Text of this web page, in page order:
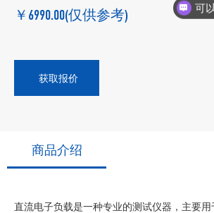
￥6990.00(仅供参考)
获取报价
商品介绍
直流电子负载是一种专业的测试仪器，主要